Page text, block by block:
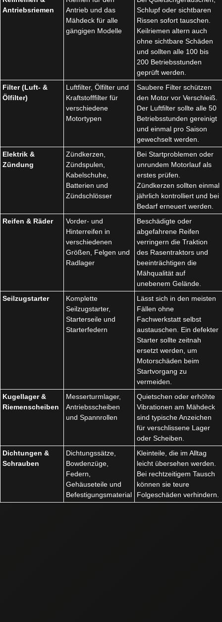
Antriebsriemen
Antrieb und das
Mähdeck für alle
gängigen Modelle
Schlupf oder sichtbaren
Rissen sofort tauschen.
Keilriemen altern auch
ohne sichtbare Schäden
und sollten alle 100 bis
200 Betriebsstunden
geprüft werden.
Filter (Luft- &
Ölfilter)
Luftfilter, Ölfilter und
Kraftstofffilter für
verschiedene
Motortypen
Saubere Filter schützen
den Motor vor Verschleiß.
Der Luftfilter sollte alle 50
Betriebsstunden gereinigt
und einmal pro Saison
gewechselt werden.
Elektrik &
Zündung
Zündkerzen,
Zündspulen,
Kabelschuhe,
Batterien und
Zündschlösser
Bei Startproblemen oder
unrundem Motorlauf als
erstes prüfen.
Zündkerzen sollten einmal
jährlich kontrolliert und bei
Bedarf erneuert werden.
Reifen & Räder
Vorder- und
Hinterreifen in
verschiedenen
Größen, Felgen und
Radlager
Beschädigte oder
abgefahrene Reifen
verringern die Traktion
des Rasentraktors und
beeinträchtigen die
Mähqualität auf
unebenem Gelände.
Seilzugstarter
Komplette
Seilzugstarter,
Starterseile und
Starterfedern
Lässt sich in den meisten
Fällen ohne
Fachwerkstatt selbst
austauschen. Ein defekter
Starter sollte zeitnah
ersetzt werden, um
Motorschäden beim
Startvorgang zu
vermeiden.
Kugellager &
Riemenscheiben
Messerturmlager,
Antriebsscheiben
und Spannrollen
Quietschen oder erhöhte
Vibrationen am Mähdeck
sind typische Anzeichen
für verschlissene Lager
oder Scheiben.
Dichtungen &
Schrauben
Dichtungssätze,
Bowdenzüge,
Federn,
Gehäuseteile und
Befestigungsmaterial
Kleinteile, die im Alltag
leicht übersehen werden.
Bei rechtzeitigem Tausch
können sie teure
Folgeschäden verhindern.